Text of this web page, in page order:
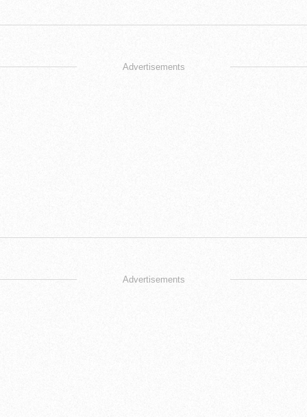
Advertisements
Advertisements